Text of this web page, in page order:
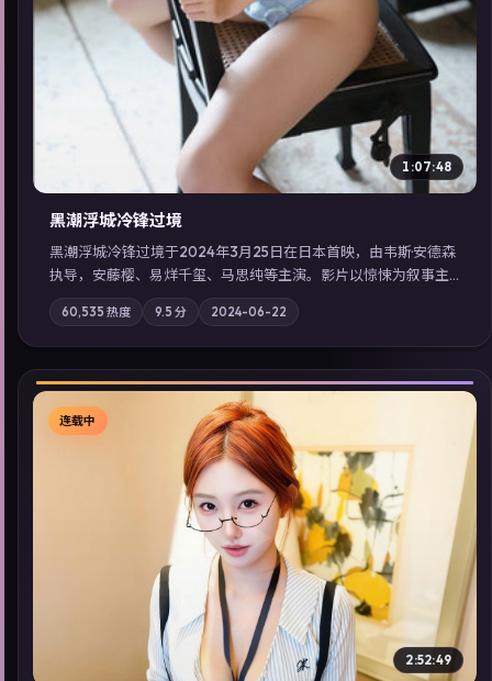
1:07:48
黑潮浮城·冷锋过境
黑潮浮城·冷锋过境于2024年3月25日在日本首映，由韦斯·安德森
执导，安藤樱、易烊千玺、马思纯等主演。影片以惊悚为叙事主
轴，失踪人口档案牵出跨国灰色产业链；摄影与配乐强化地域气
质；站内亦可通过「国产免费观看高清电视剧在线看」延展检索
同类型高分佳作，畅享高清在线追剧体验。
60,535 热度 9.5 分 2024-06-22
▶
连载中
2:52:49